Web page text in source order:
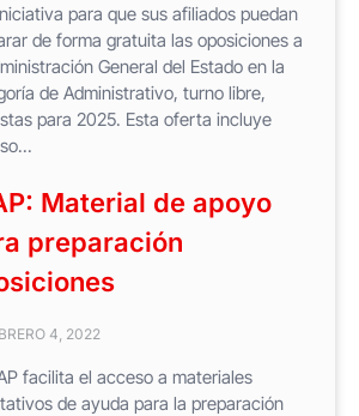
para que sus afiliados puedan
de forma gratuita las oposiciones a
General del Estado en la
de Administrativo, turno libre,
para 2025. Esta oferta incluye
Material de apoyo
preparación
4, 2022
facilita el acceso a materiales
de ayuda para la preparación